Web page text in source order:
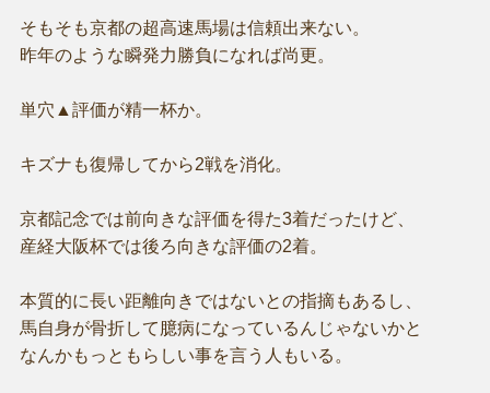
そもそも京都の超高速馬場は信頼出来ない。
昨年のような瞬発力勝負になれば尚更。
単穴▲評価が精一杯か。
キズナも復帰してから2戦を消化。
京都記念では前向きな評価を得た3着だったけど、
産経大阪杯では後ろ向きな評価の2着。
本質的に長い距離向きではないとの指摘もあるし、
馬自身が骨折して臆病になっているんじゃないかと
なんかもっともらしい事を言う人もいる。